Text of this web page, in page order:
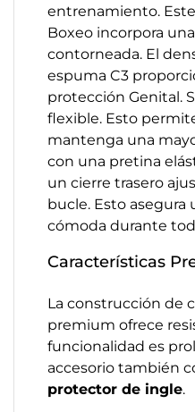
entrenamiento.
Boxeo incorpora
contorneada. El
espuma C3
protección Genital.
flexible. Esto
mantenga una
con una pretina
un cierre trasero
bucle. Esto asegura
cómoda durante
Características
La construcción de
premium ofrece
funcionalidad es
accesorio también
protector de ingle.